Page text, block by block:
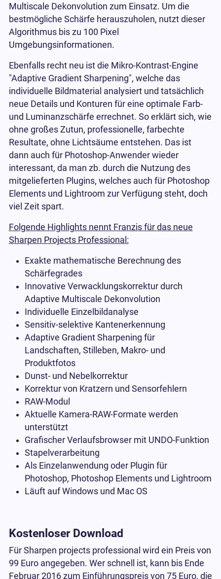
Multiscale Dekonvolution zum Einsatz. Um die
bestmögliche Schärfe herauszuholen, nutzt dieser
Algorithmus bis zu 100 Pixel
Umgebungsinformationen.
Ebenfalls recht neu ist die Mikro-Kontrast-Engine
"Adaptive Gradient Sharpening", welche das
individuelle Bildmaterial analysiert und tatsächlich
neue Details und Konturen für eine optimale Farb-
und Luminanzschärfe errechnet. So erklärt sich, wie
ohne großes Zutun, professionelle, farbechte
Resultate, ohne Lichtsäume entstehen. Das ist
dann auch für Photoshop-Anwender wieder
interessant, da man zb. durch die Nutzung des
mitgelieferten Plugins, welches auch für Photoshop
Elements und Lightroom zur Verfügung steht, doch
viel Zeit spart.
Folgende Highlights nennt Franzis für das neue
Sharpen Projects Professional:
Exakte mathematische Berechnung des
Schärfegrades
Innovative Verwacklungskorrektur durch
Adaptive Multiscale Dekonvolution
Individuelle Einzelbildanalyse
Sensitiv-selektive Kantenerkennung
Adaptive Gradient Sharpening für
Landschaften, Stilleben, Makro- und
Produktfotos
Dunst- und Nebelkorrektur
Korrektur von Kratzern und Sensorfehlern
RAW-Modul
Aktuelle Kamera-RAW-Formate werden
unterstützt
Grafischer Verlaufsbrowser mit UNDO-Funktion
Stapelverarbeitung
Als Einzelanwendung oder Plugin für
Photoshop, Photoshop Elements und Lightroom
Läuft auf Windows und Mac OS
Kostenloser Download
Für Sharpen projects professional wird ein Preis von
99 Euro angegeben. Wer schnell ist, kann bis Ende
Februar 2016 zum Einführungspreis von 75 Euro, die